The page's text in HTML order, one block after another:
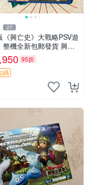
27
《興亡史》大戰略PSV遊
整機全新包郵發貨 興亡
大戰略 PSV 日版 游戲機
95折
碼